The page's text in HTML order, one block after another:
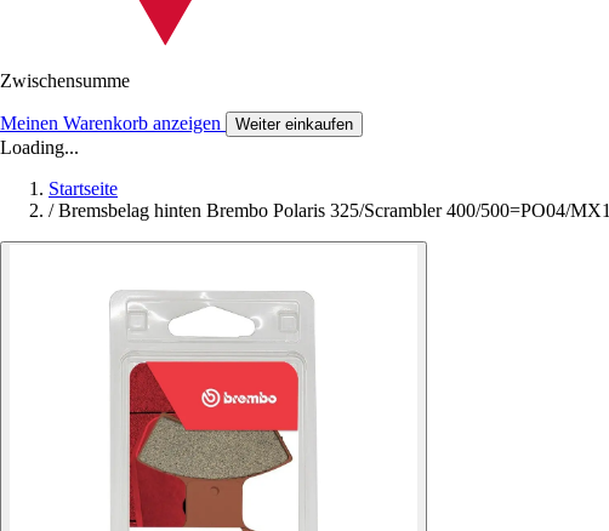
Zwischensumme
Meinen Warenkorb anzeigen Weiter einkaufen
Loading...
Startseite
/ Bremsbelag hinten Brembo Polaris 325/Scrambler 400/500=PO04/MX1